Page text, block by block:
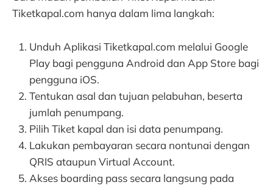
Tiketkapal.com hanya dalam lima langkah:
Unduh Aplikasi Tiketkapal.com melalui Google
Play bagi pengguna Android dan App Store bagi
pengguna iOS.
Tentukan asal dan tujuan pelabuhan, beserta
jumlah penumpang.
Pilih Tiket kapal dan isi data penumpang.
Lakukan pembayaran secara nontunai dengan
QRIS ataupun Virtual Account.
Akses boarding pass secara langsung pada